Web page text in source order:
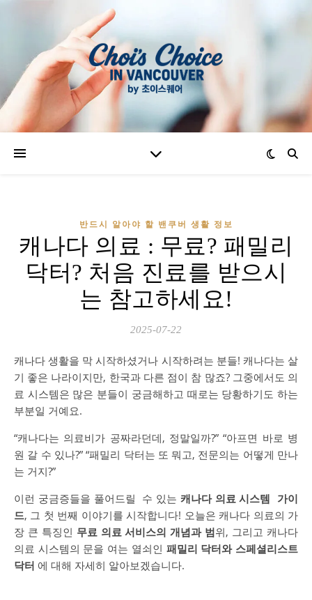
반드시 알아야 할 밴쿠버 생활 정보
캐나다 의료 : 무료? 패밀리
닥터? 처음 진료를 받으시
는 참고하세요!
2025-07-22
캐나다 생활을 막 시작하셨거나 시작하려는 분들! 캐나다는 살
기 좋은 나라이지만, 한국과 다른 점이 참 많죠? 그중에서도 의
료 시스템은 많은 분들이 궁금해하고 때로는 당황하기도 하는
부분일 거예요.
“캐나다는 의료비가 공짜라던데, 정말일까?” “아프면 바로 병
원 갈 수 있나?” “패밀리 닥터는 또 뭐고, 전문의는 어떻게 만나
는 거지?”
이런 궁금증들을 풀어드릴 수 있는 캐나다 의료 시스템 가이
드, 그 첫 번째 이야기를 시작합니다! 오늘은 캐나다 의료의 가
장 큰 특징인 무료 의료 서비스의 개념과 범위, 그리고 캐나다
의료 시스템의 문을 여는 열쇠인 패밀리 닥터와 스페셜리스트
닥터 에 대해 자세히 알아보겠습니다.